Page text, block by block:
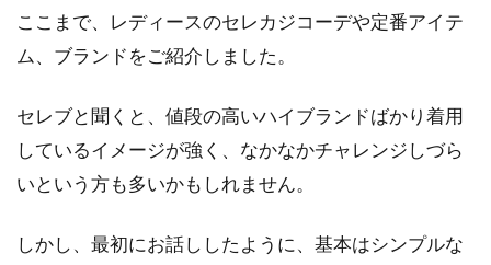
ここまで、レディースのセレカジコーデや定番アイテ
ム、ブランドをご紹介しました。
セレブと聞くと、値段の高いハイブランドばかり着用
しているイメージが強く、なかなかチャレンジしづら
いという方も多いかもしれません。
しかし、最初にお話ししたように、基本はシンプルな